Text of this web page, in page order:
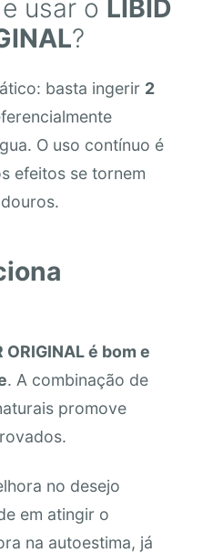
usar o LIBID
?
basta ingerir 2
O uso contínuo é
efeitos se tornem
ORIGINAL é bom e
. A combinação de
promove
no desejo
em atingir o
na autoestima, já